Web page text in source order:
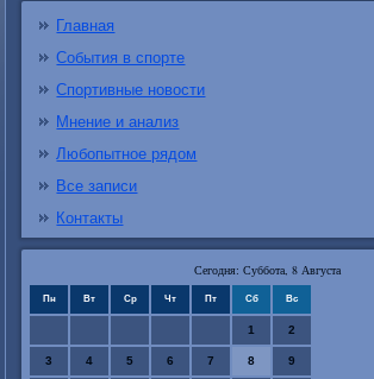
Главная
События в спорте
Спортивные новости
Мнение и анализ
Любопытное рядом
Все записи
Контакты
Сегодня: Суббота, 8 Августа
Пн Вт Ср Чт Пт Сб Вс
1 2
3 4 5 6 7 8 9